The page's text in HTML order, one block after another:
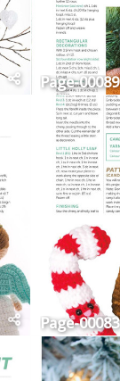
Page-00089
Page-00083